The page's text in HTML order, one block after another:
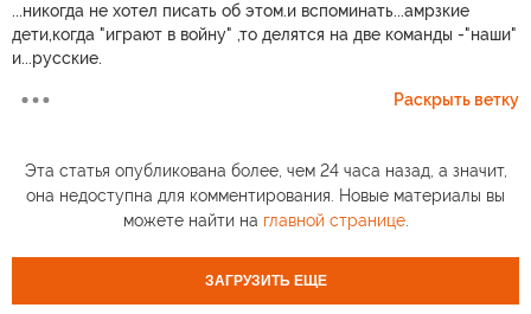
...никогда не хотел писать об этом.и вспоминать...амрзкие
дети,когда "играют в войну" ,то делятся на две команды -"наши"
и...русские.
Раскрыть ветку
Эта статья опубликована более, чем 24 часа назад, а значит,
она недоступна для комментирования. Новые материалы вы
можете найти на главной странице.
ЗАГРУЗИТЬ ЕЩЕ